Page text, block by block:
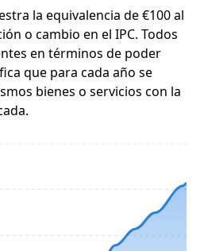
la equivalencia de €100 al
o cambio en el IPC. Todos
en términos de poder
que para cada año se
bienes o servicios con la